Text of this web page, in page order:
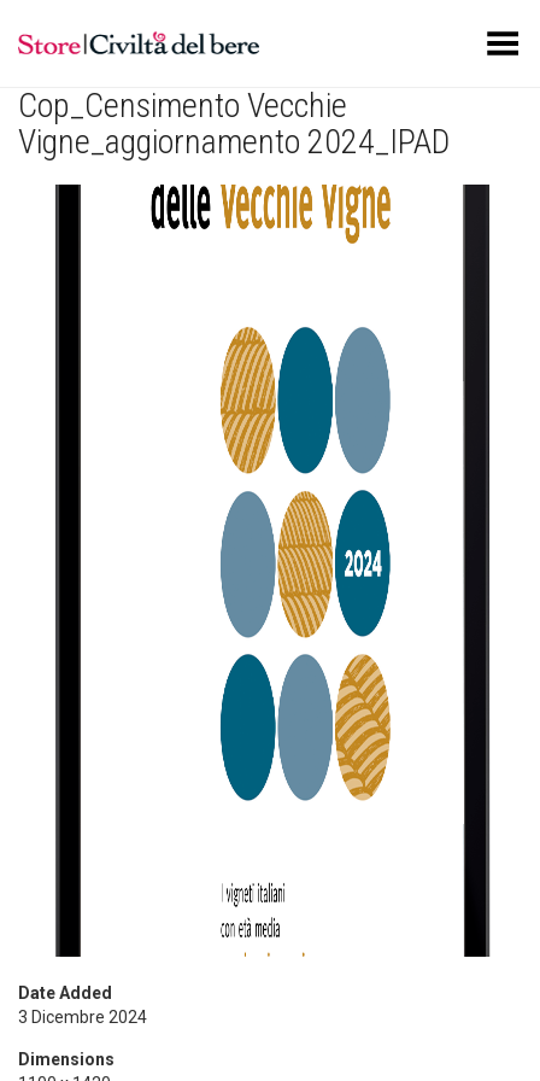
Toggle Menu
Cop_Censimento Vecchie
Vigne_aggiornamento 2024_IPAD
Date Added
3 Dicembre 2024
Dimensions